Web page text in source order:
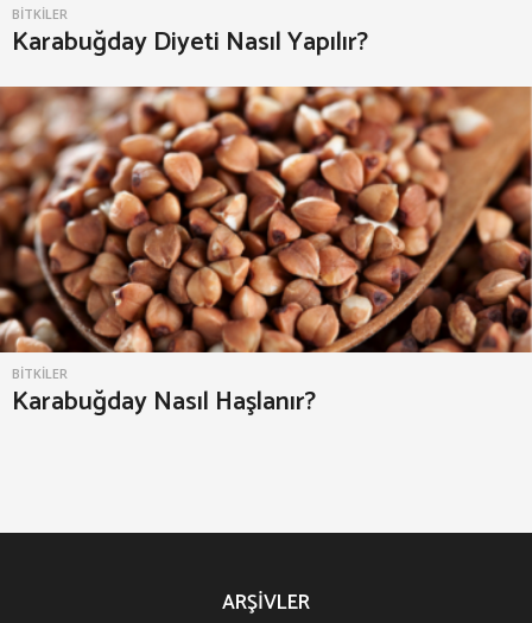
BITKILER
Karabuğday Diyeti Nasıl Yapılır?
BITKILER
Karabuğday Nasıl Haşlanır?
ARŞIVLER